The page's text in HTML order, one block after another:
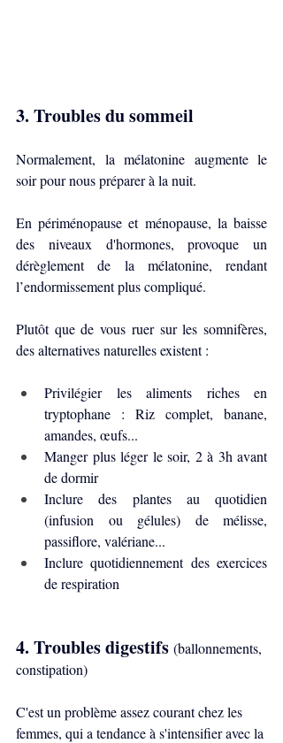
3. Troubles du sommeil
Normalement, la mélatonine augmente le
soir pour nous préparer à la nuit.
En périménopause et ménopause, la baisse
des niveaux d'hormones, provoque un
dérèglement de la mélatonine, rendant
l’endormissement plus compliqué.
Plutôt que de vous ruer sur les somnifères,
des alternatives naturelles existent :
Privilégier les aliments riches en
tryptophane : Riz complet, banane,
amandes, œufs...
Manger plus léger le soir, 2 à 3h avant
de dormir
Inclure des plantes au quotidien
(infusion ou gélules) de mélisse,
passiflore, valériane...
Inclure quotidiennement des exercices
de respiration
4. Troubles digestifs (ballonnements,
constipation)
C'est un problème assez courant chez les
femmes, qui a tendance à s'intensifier avec la